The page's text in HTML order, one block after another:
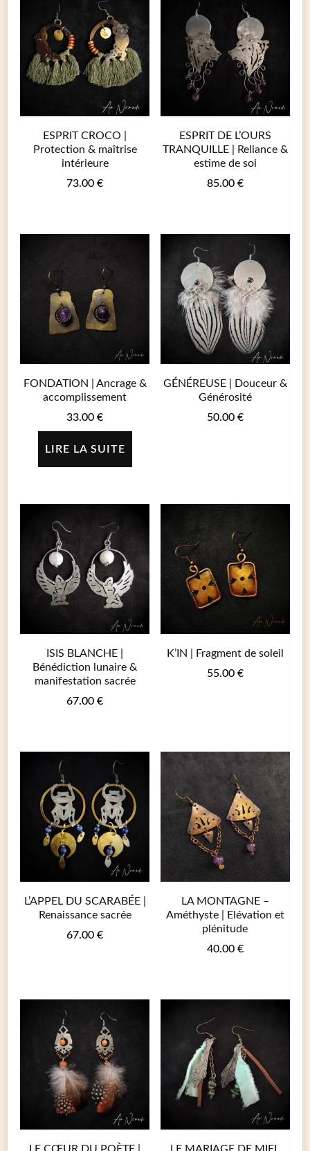
ESPRIT CROCO |
Protection & maîtrise
intérieure
73.00€
ESPRIT DE L’OURS
TRANQUILLE | Reliance &
estime de soi
85.00 €
FONDATION | Ancrage &
accomplissement
33.00€
LIRE LA SUITE
GÉNÉREUSE | Douceur &
Générosité
50.00 €
ISIS BLANCHE |
Bénédiction lunaire &
manifestation sacrée
67.00€
K’IN | Fragment de soleil
55.00 €
L’APPEL DU SCARABÉE |
Renaissance sacrée
67.00€
LA MONTAGNE –
Améthyste | Elévation et
plénitude
40.00 €
LE CŒUR DU POÈTE | LE MARIAGE DE MIEL